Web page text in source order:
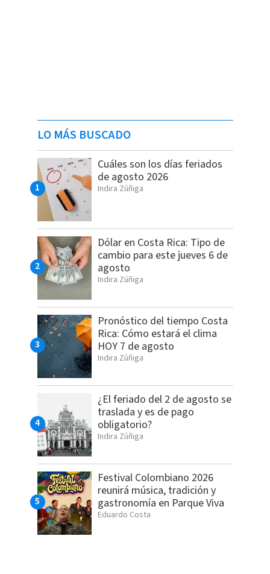
LO MÁS BUSCADO
Cuáles son los días feriados
de agosto 2026
Indira Zúñiga
Dólar en Costa Rica: Tipo de
cambio para este jueves 6 de
agosto
Indira Zúñiga
Pronóstico del tiempo Costa
Rica: Cómo estará el clima
HOY 7 de agosto
Indira Zúñiga
¿El feriado del 2 de agosto se
traslada y es de pago
obligatorio?
Indira Zúñiga
Festival Colombiano 2026
reunirá música, tradición y
gastronomía en Parque Viva
Eduardo Costa